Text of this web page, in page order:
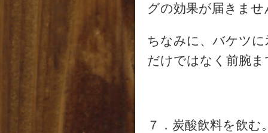
グの効果が届きませ
ちなみに、バケツ
だけではなく前腕
７．炭酸飲料を飲